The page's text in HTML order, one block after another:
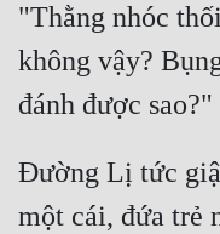
Hài Hước
Học Đường
"Thằng nhóc
không vậy?
Đường Lị tức
một cái, đứa trẻ